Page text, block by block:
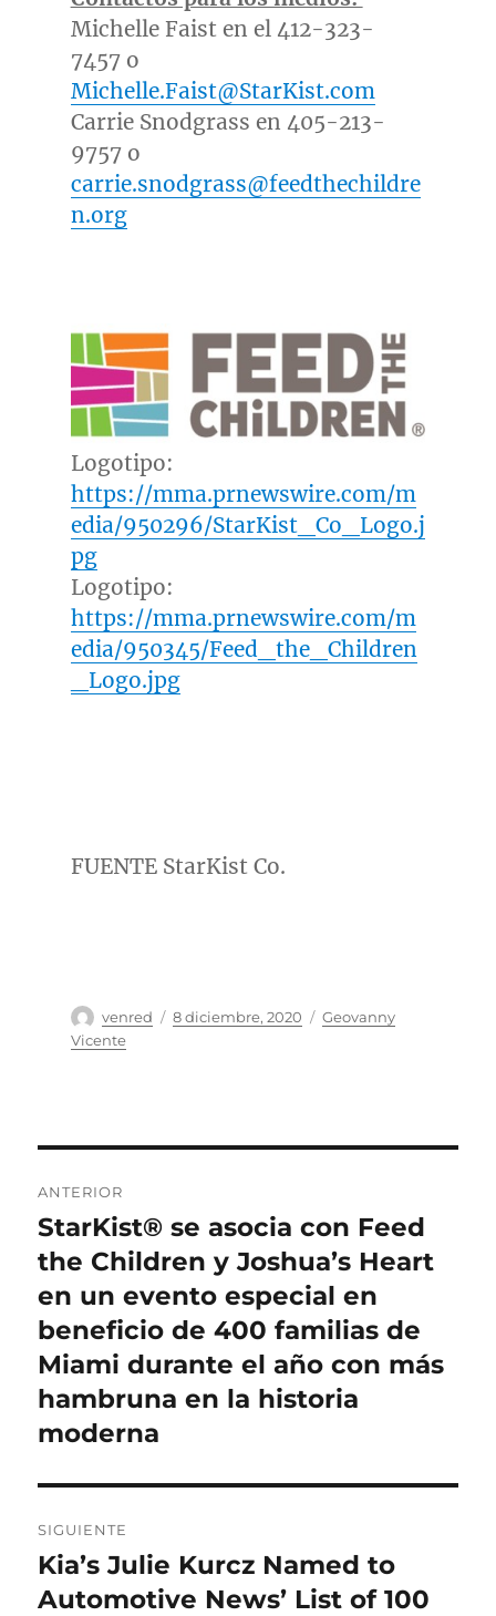
Michelle Faist en el 412-323-
7457 o
Michelle.Faist@StarKist.com
Carrie Snodgrass en 405-213-
9757 o
carrie.snodgrass@feedthechildre
n.org
Logotipo:
https://mma.prnewswire.com/m
edia/950296/StarKist_Co_Logo.j
pg
Logotipo:
https://mma.prnewswire.com/m
edia/950345/Feed_the_Children
_Logo.jpg
FUENTE StarKist Co.
Autor
venred
Publicado
8 diciembre, 2020 Categorías
Geovanny
Vicente
de
entradas
ANTERIOR
Entrada
anterior:
StarKist® se asocia con Feed
the Children y Joshua’s Heart
en un evento especial en
beneficio de 400 familias de
Miami durante el año con más
hambruna en la historia
moderna
SIGUIENTE
Entrada
siguiente:
Kia’s Julie Kurcz Named to
Automotive News’ List of 100